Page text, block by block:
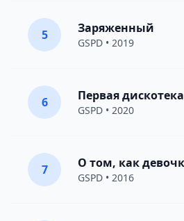
5 Заряженный
GSPD • 2019
6 Первая дискотека
GSPD • 2020
7
GSPD • 2016